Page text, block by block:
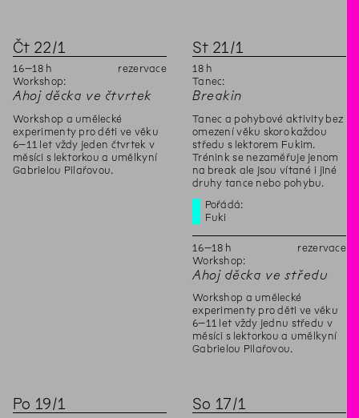
Čt 22/1
16–18 h
rezervace
Workshop:
Ahoj děcka ve čtvrtek
Workshop a umělecké
experimenty pro děti ve věku
6–11 let vždy jeden čtvrtek v
měsíci s lektorkou a umělkyní
Gabrielou Pilařovou.
St 21/1
18 h
Tanec:
Breakin
Tanec a pohybové aktivity bez
omezení věku skoro každou
středu s lektorem Fukim.
Trénink se nezaměřuje jenom
na break ale jsou vítané i jiné
druhy tance nebo pohybu.
Pořádá:
Fuki
16–18 h
rezervace
Workshop:
Ahoj děcka ve středu
Workshop a umělecké
experimenty pro děti ve věku
6–11 let vždy jednu středu v
měsíci s lektorkou a umělkyní
Gabrielou Pilařovou.
Po 19/1 So 17/1